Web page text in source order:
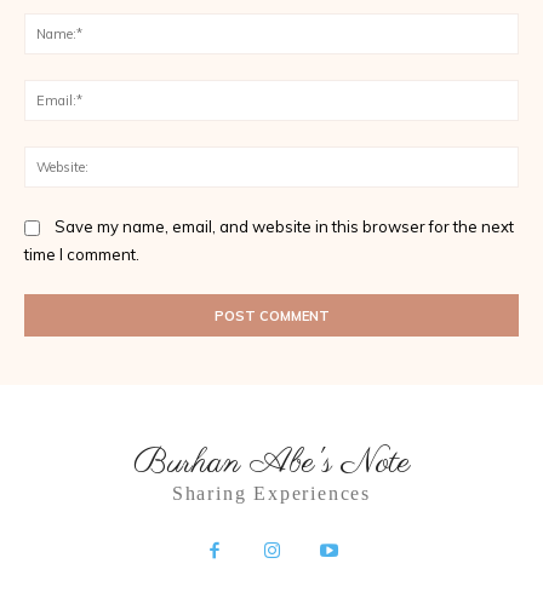
Save my name, email, and website in this browser for the next
time I comment.
Burhan Abe's Note
Sharing Experiences